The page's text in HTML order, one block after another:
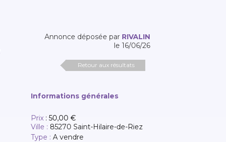
Annonce déposée par RIVALIN
le 16/06/26
Retour aux résultats
Informations générales
Prix :50,00 €
Ville : 85270 Saint-Hilaire-de-Riez
Type :A vendre